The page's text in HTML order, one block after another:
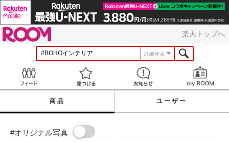
楽天トップへ
詳細検索
見つける お知らせ
商品 ユーザー
#オリジナル写真